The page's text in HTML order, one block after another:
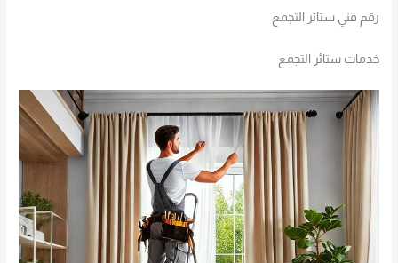
رقم فني ستائر التجمع
خدمات ستائر التجمع